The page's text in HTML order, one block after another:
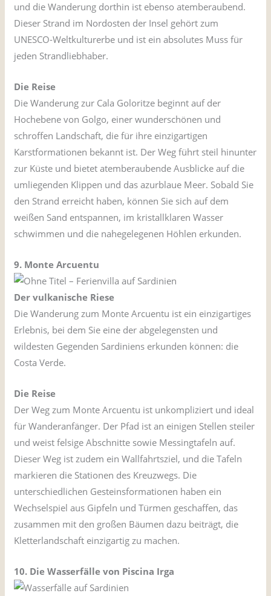
und die Wanderung dorthin ist ebenso atemberaubend.
Dieser Strand im Nordosten der Insel gehört zum
UNESCO-Weltkulturerbe und ist ein absolutes Muss für
jeden Strandliebhaber.
Die Reise
Die Wanderung zur Cala Goloritze beginnt auf der
Hochebene von Golgo, einer wunderschönen und
schroffen Landschaft, die für ihre einzigartigen
Karstformationen bekannt ist. Der Weg führt steil hinunter
zur Küste und bietet atemberaubende Ausblicke auf die
umliegenden Klippen und das azurblaue Meer. Sobald Sie
den Strand erreicht haben, können Sie sich auf dem
weißen Sand entspannen, im kristallklaren Wasser
schwimmen und die nahegelegenen Höhlen erkunden.
9. Monte Arcuentu
Der vulkanische Riese
Die Wanderung zum Monte Arcuentu ist ein einzigartiges
Erlebnis, bei dem Sie eine der abgelegensten und
wildesten Gegenden Sardiniens erkunden können: die
Costa Verde.
Die Reise
Der Weg zum Monte Arcuentu ist unkompliziert und ideal
für Wanderanfänger. Der Pfad ist an einigen Stellen steiler
und weist felsige Abschnitte sowie Messingtafeln auf.
Dieser Weg ist zudem ein Wallfahrtsziel, und die Tafeln
markieren die Stationen des Kreuzwegs. Die
unterschiedlichen Gesteinsformationen haben ein
Wechselspiel aus Gipfeln und Türmen geschaffen, das
zusammen mit den großen Bäumen dazu beiträgt, die
Kletterlandschaft einzigartig zu machen.
10. Die Wasserfälle von Piscina Irga